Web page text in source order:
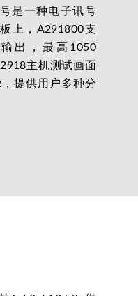
是一种电子讯号
上，A291800支
出，最高1050
主机测试画面
提供用户多种分